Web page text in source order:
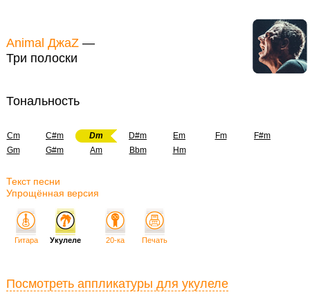
Animal ДжаZ —
Три полоски
Тональность
Cm C#m Dm D#m Em Fm
F#m
Gm
G#m Am Bbm Hm
Текст песни
Упрощённая версия
Гитара Укулеле 20-ка Печать
Посмотреть аппликатуры для укулеле